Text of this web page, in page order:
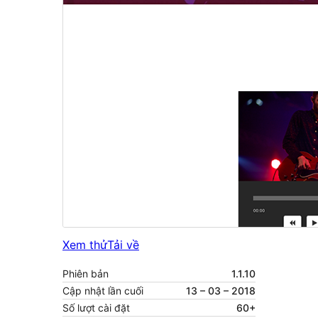
Xem thửTải về
Phiên bản
1.1.10
Cập nhật lần cuối
13 – 03 – 2018
Số lượt cài đặt
60+